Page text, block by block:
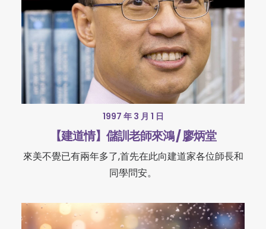
1997 年 3 月 1 日
【建道情】儲訓老師來鴻 / 廖炳堂
來美不覺已有兩年多了,首先在此向建道家各位師長和
同學問安。